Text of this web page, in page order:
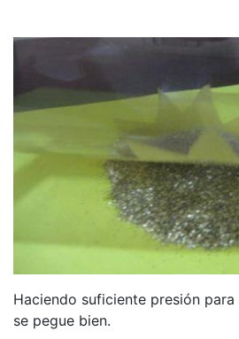
Haciendo suficiente presión
se pegue bien.